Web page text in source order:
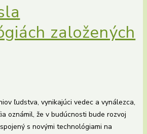
založených
ľudstva, vynikajúci vedec a vynálezca,
oznámil, že v budúcnosti bude rozvoj
s novými technológiami na